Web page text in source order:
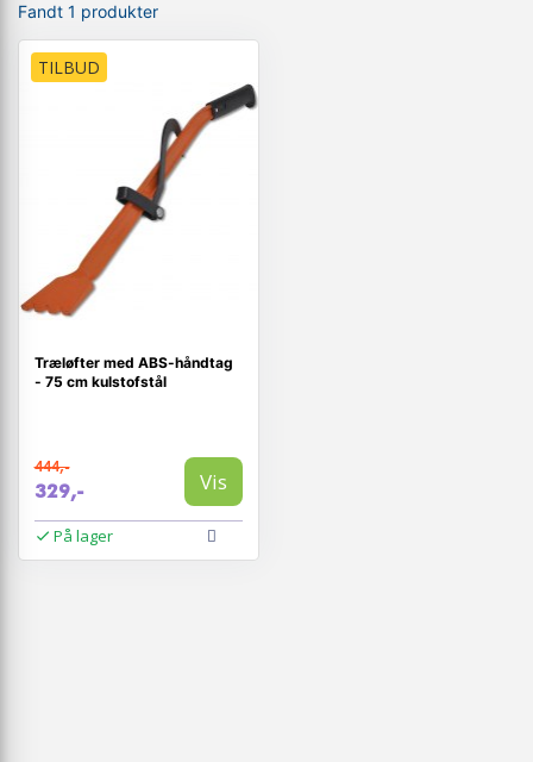
Fandt 1 produkter
TILBUD
Træløfter med ABS-håndtag
- 75 cm kulstofstål
444,-
329,- Vis
På lager